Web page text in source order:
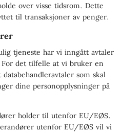
over visse tidsrom. Dette
til transaksjoner av penger.
tjeneste har vi inngått avtaler
det tilfelle at vi bruker en
som skal
dine personopplysninger på
holder til utenfor EU/EØS.
utenfor EU/EØS vil vi